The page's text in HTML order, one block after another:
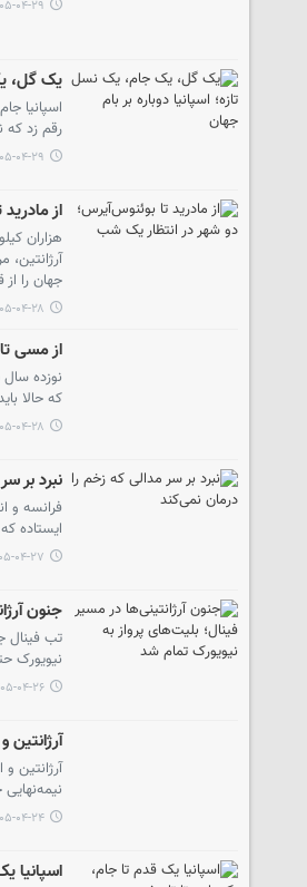
۱۴۰۵-۰۴-۲۹
یک گل،
رقم زد که
۱۴۰۵-۰۴-۲۹
از
هزاران
جهان را از قاب تصاویر سال ۲۰۱۰
۱۴۰۵-۰۴-۲۸
از مسی
نوزده
که حالا باید در
۱۴۰۵-۰۴-۲۸
نبرد بر
ایستاده
۱۴۰۵-۰۴-۲۷
جنون
تب فینال
نیویورک حتی با افزایش ۶ هزار
۱۴۰۵-۰۴-۲۶
نیمه‌نهایی جام جهانی ۲۰۲۶،
۱۴۰۵-۰۴-۲۴
اسپانیا